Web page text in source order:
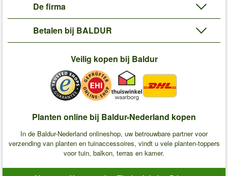
De firma
Betalen bij BALDUR
Veilig kopen bij Baldur
Planten online bij Baldur-Nederland kopen
In de Baldur-Nederland onlineshop, uw betrouwbare partner voor
verzending van planten en tuinaccessoires, vindt u vele planten-toppers
voor tuin, balkon, terras en kamer.